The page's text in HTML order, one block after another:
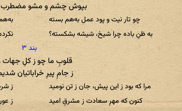
بپوش چشم و مشو مضطرب
چو تار نیت و پود عمل به‌هم بسته
به ظنِ باده چرا شیخ، شیشه بشکسته؟
قلوبِ ما چو ز کلِ جهات
ز جامِ پیرِ خراباتیان
مرا که بود ز این پیش، جان ز تن نومید
ز
کنون که مهرِ سعادت ز مشرقِ امید
ز